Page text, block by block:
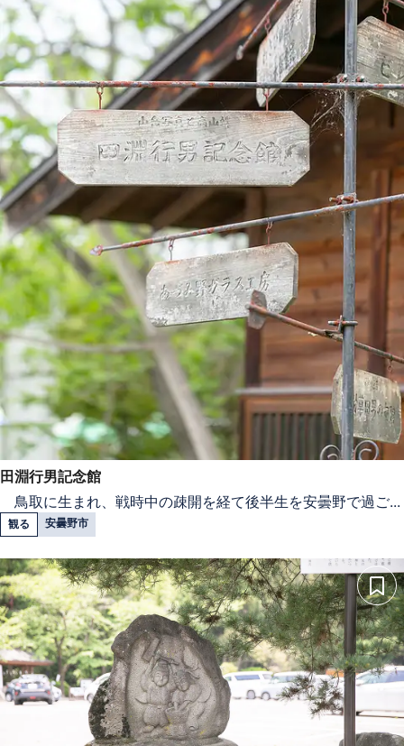
田淵行男記念館
鳥取に生まれ、戦時中の疎開を経て後半生を安曇野で過ご...
観る 安曇野市